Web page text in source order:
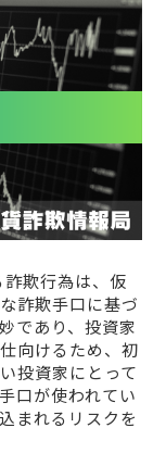
欺行為は、仮
詐欺手口に基づ
であり、投資家
向けるため、初
投資家にとって
口が使われてい
まれるリスクを